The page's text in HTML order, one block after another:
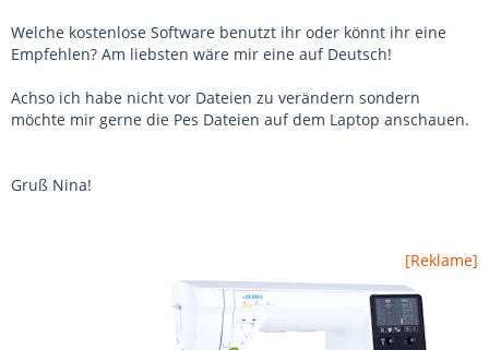
Welche kostenlose Software benutzt ihr oder könnt ihr eine
Empfehlen? Am liebsten wäre mir eine auf Deutsch!
Achso ich habe nicht vor Dateien zu verändern sondern
möchte mir gerne die Pes Dateien auf dem Laptop anschauen.
Gruß Nina!
[Reklame]